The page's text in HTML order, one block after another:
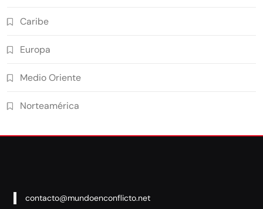
Caribe
Europa
Medio Oriente
Norteamérica
contacto@mundoenconflicto.net